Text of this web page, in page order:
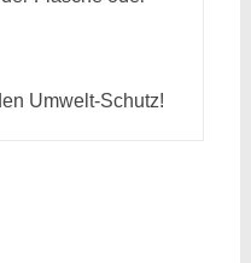
Umwelt-Schutz!